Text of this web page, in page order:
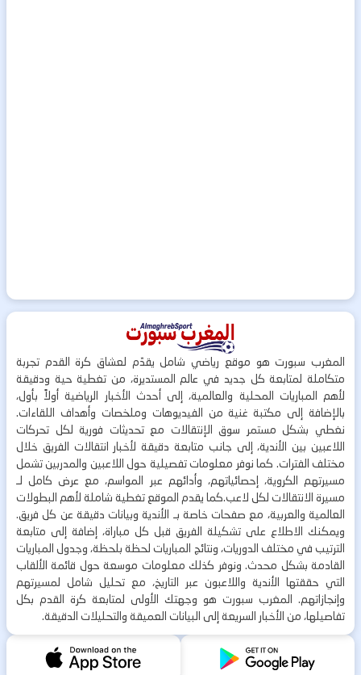
المغرب سبورت هو موقع رياضي شامل يقدّم لعشاق كرة القدم تجربة
متكاملة لمتابعة كل جديد في عالم المستديرة، من تغطية حية ودقيقة
لأهم المباريات المحلية والعالمية، إلى أحدث الأخبار الرياضية أولاً بأول،
بالإضافة إلى مكتبة غنية من الفيديوهات وملخصات وأهداف اللقاءات.
نغطي بشكل مستمر سوق الإنتقالات مع تحديثات فورية لكل تحركات
اللاعبين بين الأندية، إلى جانب متابعة دقيقة لأخبار انتقالات الفريق خلال
مختلف الفترات. كما نوفر معلومات تفصيلية حول اللاعبين والمدربين تشمل
مسيرتهم الكروية، إحصائياتهم، وأدائهم عبر المواسم، مع عرض كامل لـ
مسيرة الانتقالات لكل لاعب.كما يقدم الموقع تغطية شاملة لأهم البطولات
العالمية والعربية، مع صفحات خاصة بـ الأندية وبيانات دقيقة عن كل فريق.
ويمكنك الاطلاع على تشكيلة الفريق قبل كل مباراة، إضافة إلى متابعة
الترتيب في مختلف الدوريات، ونتائج المباريات لحظة بلحظة، وجدول المباريات
القادمة بشكل محدث. ونوفر كذلك معلومات موسعة حول قائمة الألقاب
التي حققتها الأندية واللاعبون عبر التاريخ، مع تحليل شامل لمسيرتهم
وإنجازاتهم. المغرب سبورت هو وجهتك الأولى لمتابعة كرة القدم بكل
تفاصيلها، من الأخبار السريعة إلى البيانات العميقة والتحليلات الدقيقة.